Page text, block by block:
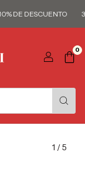
DE DESCUENTO 3
0
1 /5